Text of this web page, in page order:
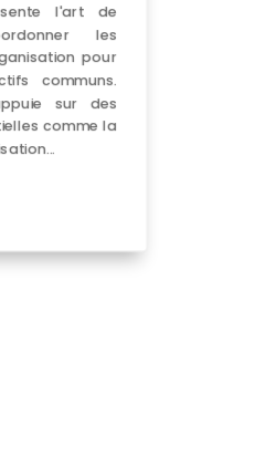
l'art de
les
pour
communs.
sur des
comme la